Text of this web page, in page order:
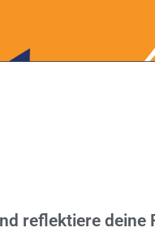
reflektiere deine